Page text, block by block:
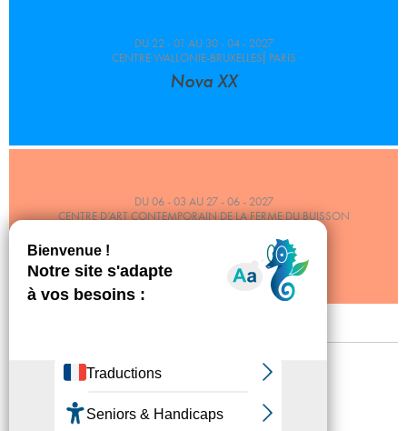
DU 22 - 01 AU 30 - 04 - 2027
CENTRE WALLONIE-BRUXELLES⎜PARIS
Nova XX
DU 06 - 03 AU 27 - 06 - 2027
CENTRE D’ART CONTEMPORAIN DE LA FERME DU BUISSON
Accessibilité